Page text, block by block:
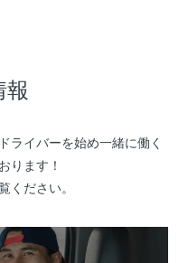
報
ライバーを始め一緒に働く
ります！
ください。